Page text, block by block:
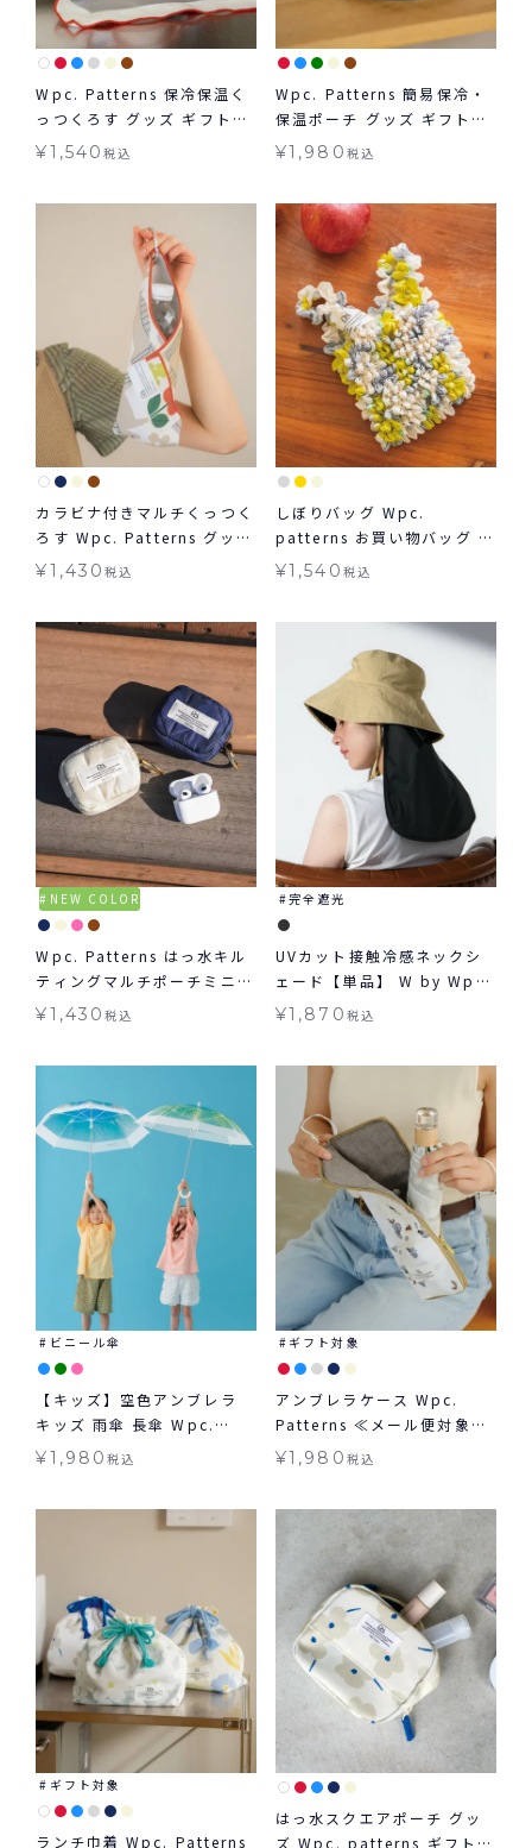
Wpc. Patterns 保冷保温く
っつくろす グッズ ギフト対
象
¥1,540税込
Wpc. Patterns 簡易保冷・
保温ポーチ グッズ ギフト対
象
¥1,980 税込
カラビナ付きマルチくっつく
ろす Wpc. Patterns グッズ
ギフト対象 ≪メール便対象
¥1,430税込
しぼりバッグ Wpc.
patterns お買い物バッグ ギ
フト対象 ≪メール便対象≫
¥1,540 税込
NEW COLOR
Wpc. Patterns はっ水キル
ティングマルチポーチミニ
グッズ ギフト対象
¥1,430税込
完全遮光
UVカット接触冷感ネックシ
ェード【単品】 W by Wpc.
UVグッズ ギフト対象 グッズ
¥1,870 税込
ビニール傘
【キッズ】空色アンブレラ
キッズ 雨傘 長傘 Wpc.
KIDS 子ども用
¥1,980税込
ギフト対象
アンブレラケース Wpc.
Patterns ≪メール便対象≫
ギフト対象
¥1,980 税込
ギフト対象
ランチ巾着 Wpc. Patterns
はっ水スクエアポーチ グッ
ズ Wpc. patterns ギフト対